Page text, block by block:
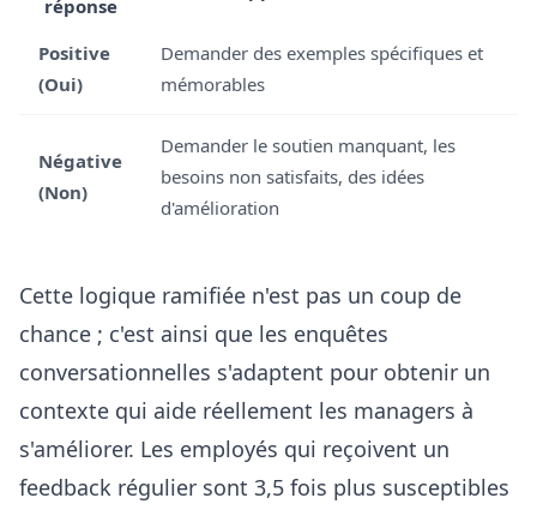
réponse
Positive
(Oui)
Demander des exemples spécifiques et
mémorables
Négative
(Non)
Demander le soutien manquant, les
besoins non satisfaits, des idées
d'amélioration
Cette logique ramifiée n'est pas un coup de
chance ; c'est ainsi que les enquêtes
conversationnelles s'adaptent pour obtenir un
contexte qui aide réellement les managers à
s'améliorer. Les employés qui reçoivent un
feedback régulier sont 3,5 fois plus susceptibles